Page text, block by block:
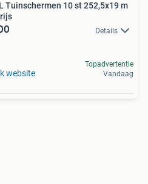
Tuinschermen 10 st 252,5x19 m
Details
website
Topadvertentie
Vandaag